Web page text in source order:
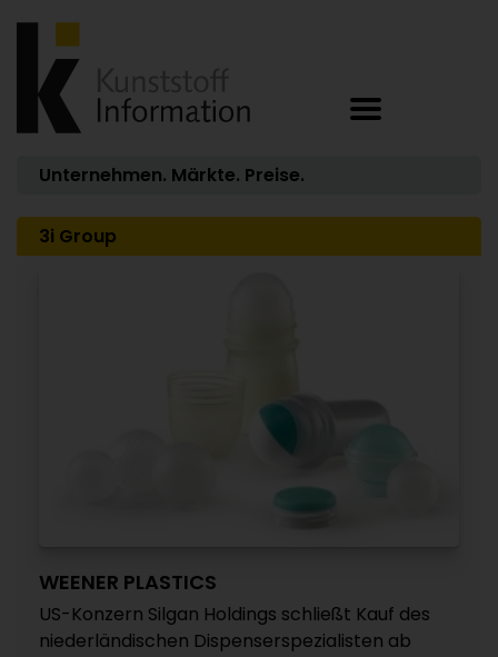
Unternehmen. Märkte. Preise.
3i Group
WEENER PLASTICS
US-Konzern Silgan Holdings schließt Kauf des
niederländischen Dispenserspezialisten ab